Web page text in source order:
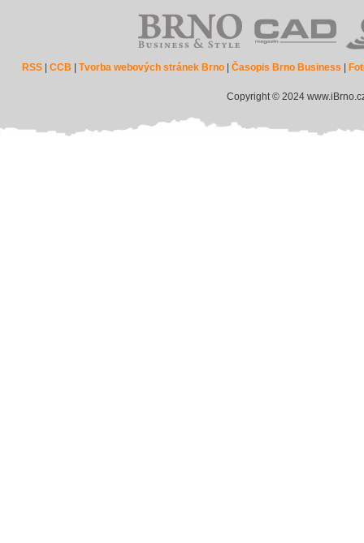
RSS |CCB |Tvorba webových stránek Brno |Časopis Brno Business
Copyright © 2024